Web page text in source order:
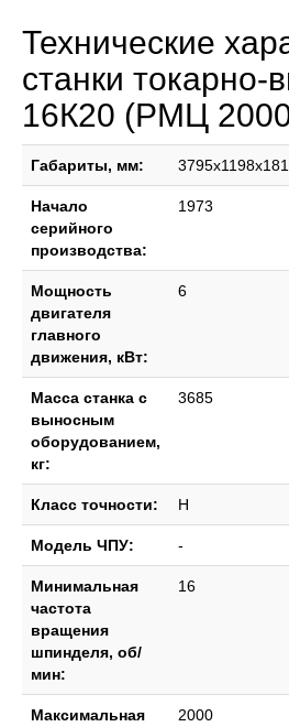
Технические
станки токарно-
16К20 (РМЦ
Габариты, мм:
Начало
серийного
производства:
1973
Мощность
двигателя
главного
движения, кВт:
6
Масса станка с
выносным
оборудованием,
кг:
3685
Класс точности: Н
Модель ЧПУ: -
Минимальная
частота
вращения
шпинделя, об/
мин:
16
Максимальная
2000